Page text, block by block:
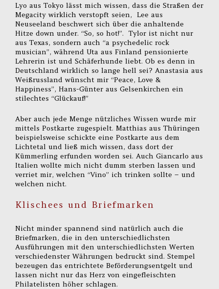
Lyo aus Tokyo lässt mich wissen, dass die Straßen der
Megacity wirklich verstopft seien, Lee aus
Neuseeland beschwert sich über die anhaltende
Hitze down under. “So, so hot!”. Tylor ist nicht nur
aus Texas, sondern auch “a psychedelic rock
musician”, während Uta aus Finland pensionierte
Lehrerin ist und Schäferhunde liebt. Ob es denn in
Deutschland wirklich so lange hell sei? Anastasia aus
Weißrussland wünscht mir “Peace, Love &
Happiness”, Hans-Günter aus Gelsenkirchen ein
stilechtes “Glückauf!”
Aber auch jede Menge nützliches Wissen wurde mir
mittels Postkarte zugespielt. Matthias aus Thüringen
beispielsweise schickte eine Postkarte aus dem
Lichtetal und ließ mich wissen, dass dort der
Kümmerling erfunden worden sei. Auch Giancarlo aus
Italien wollte mich nicht dumm sterben lassen und
verriet mir, welchen “Vino” ich trinken sollte – und
welchen nicht.
Klischees und Briefmarken
Nicht minder spannend sind natürlich auch die
Briefmarken, die in den unterschiedlichsten
Ausführungen mit den unterschiedlichsten Werten
verschiedenster Währungen bedruckt sind. Stempel
bezeugen das entrichtete Beförderungsentgelt und
lassen nicht nur das Herz von eingefleischten
Philatelisten höher schlagen.